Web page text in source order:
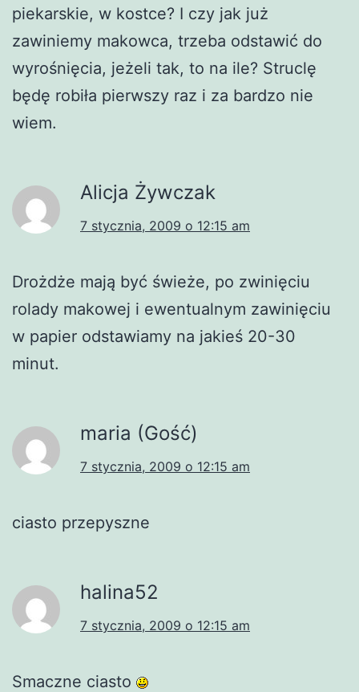
piekarskie, w kostce? I czy jak już
zawiniemy makowca, trzeba odstawić do
wyrośnięcia, jeżeli tak, to na ile? Struclę
będę robiła pierwszy raz i za bardzo nie
wiem.
Alicja Żywczak
7 stycznia, 2009 o 12:15 am
Drożdże mają być świeże, po zwinięciu
rolady makowej i ewentualnym zawinięciu
w papier odstawiamy na jakieś 20-30
minut.
maria (Gość)
7 stycznia, 2009 o 12:15 am
ciasto przepyszne
halina52
7 stycznia, 2009 o 12:15 am
Smaczne ciasto